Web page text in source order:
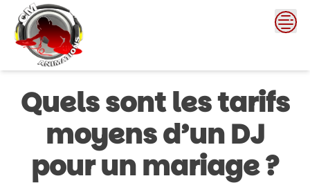
content
Quels sont les tarifs
moyens d’un DJ
pour un mariage ?